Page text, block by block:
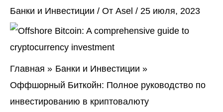
Банки и Инвестиции / От Asel / 25 июля, 2023
Главная
Банки и Инвестиции
Оффшорный Биткойн: Полное руководство по
инвестированию в криптовалюту